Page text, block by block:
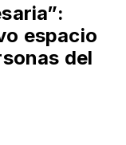
espacio
del